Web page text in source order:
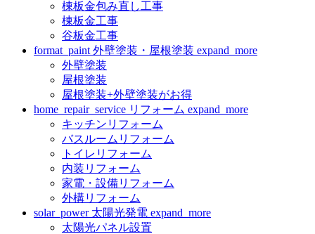
棟板金包み直し工事
棟板金工事
谷板金工事
format_paint 外壁塗装・屋根塗装 expand_more
外壁塗装
屋根塗装
屋根塗装+外壁塗装がお得
home_repair_service リフォーム expand_more
キッチンリフォーム
バスルームリフォーム
トイレリフォーム
内装リフォーム
家電・設備リフォーム
外構リフォーム
solar_power 太陽光発電 expand_more
太陽光パネル設置